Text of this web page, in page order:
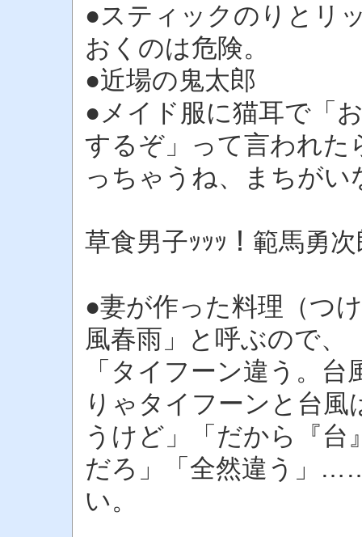
●スティックのりとリ
おくのは危険。
●近場の鬼太郎
●メイド服に猫耳で「
するぞ」って言われた
っちゃうね、まちがい
草食男子ｯｯｯ！範馬勇次
●妻が作った料理（つ
風春雨」と呼ぶので、
「タイフーン違う。
りゃタイフーンと台
うけど」「だから『
だろ」「全然違う」
い。